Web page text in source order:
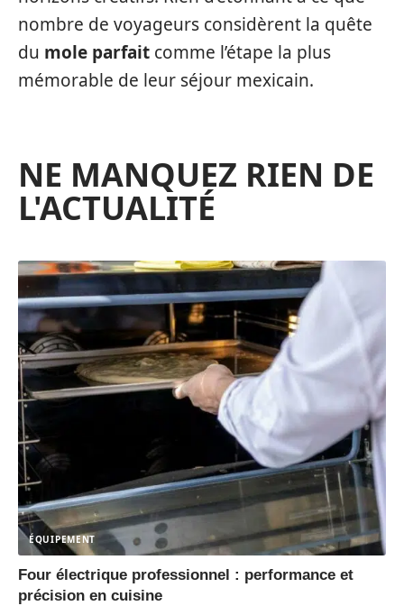
nombre de voyageurs considèrent la quête
du mole parfait comme l’étape la plus
mémorable de leur séjour mexicain.
NE MANQUEZ RIEN DE
L'ACTUALITÉ
ÉQUIPEMENT
Four électrique professionnel : performance et
précision en cuisine